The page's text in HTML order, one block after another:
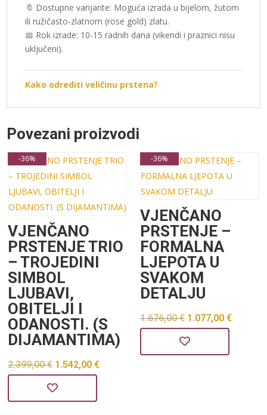
🔖 Dostupne varijante: Moguća izrada u bijelom, žutom
ili ružičasto-zlatnom (rose gold) zlatu.
📅 Rok izrade: 10-15 radnih dana (vikendi i praznici nisu
uključeni).
Kako odrediti veličinu prstena?
Povezani proizvodi
-36%
VJENČANO
PRSTENJE TRIO
– TROJEDINI
SIMBOL
LJUBAVI,
OBITELJI I
ODANOSTI. (S
DIJAMANTIMA)
2.399,00€ Izvorna
cijena
bila
1.542,00€
-36%
VJENČANO
PRSTENJE –
FORMALNA
LJEPOTA U
SVAKOM
DETALJU
1.676,00€ Izvorna
cijena
bila
1.077,00 €